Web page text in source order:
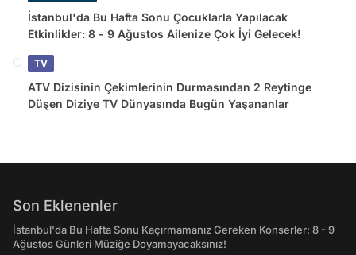
İstanbul'da Bu Hafta Sonu Çocuklarla Yapılacak
Etkinlikler: 8 - 9 Ağustos Ailenize Çok İyi Gelecek!
TV
ATV Dizisinin Çekimlerinin Durmasından 2 Reytinge
Düşen Diziye TV Dünyasında Bugün Yaşananlar
Son Eklenenler
İstanbul'da Bu Hafta Sonu Kaçırmamanız Gereken Konserler: 8 - 9
Ağustos Günleri Müziğe Doyamayacaksınız!